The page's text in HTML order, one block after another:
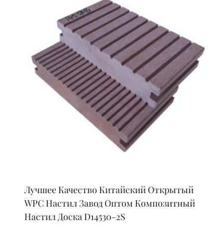
Лучшее Качество Китайский Открытый
WPC Настил Завод Оптом Композитный
Настил Доска D14530-2S